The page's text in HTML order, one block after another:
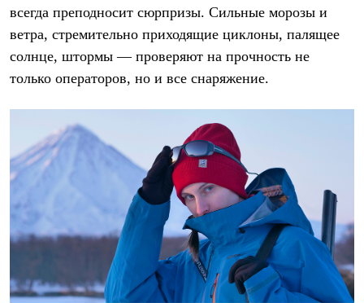
Чуни
Уход за обувью
Головные уборы
Шапки
Кепки и бейсболки
Шарфы
Панамы
Перчатки и рукавицы
Рукавицы
Носки
Полезные аксессуары
Шевроны
Опушки
всегда преподносит сюрпризы. Сильные морозы и
ветра, стремительно приходящие циклоны, палящее
солнце, штормы — проверяют на прочность не
только операторов, но и все снаряжение.